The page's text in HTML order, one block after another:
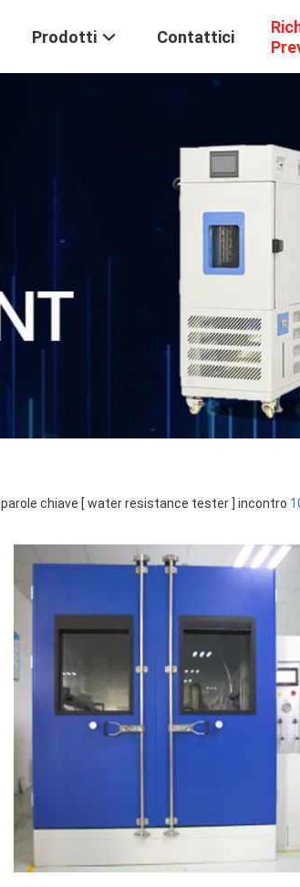
Prodotti Contattici
parole chiave [ water resistance tester ] incontro